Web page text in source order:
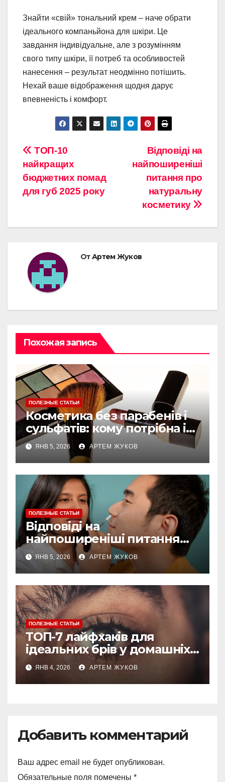
Знайти «свій» тональний крем – наче обрати
ідеального компаньйона для шкіри. Це
завдання індивідуальне, але з розумінням
свого типу шкіри, її потреб та особливостей
нанесення – результат неодмінно потішить.
Нехай ваше відображення щодня дарує
впевненість і комфорт.
Навигация
по
записям
Відповіді на
найпоширеніші
питання про
натуральну
косметику
ТОП-10
найкращих
бюджетних помад
для губ 2025 року
ОтАртем Жуков
Похожая запись
ПОЛЕЗНЫЕ СТАТЬИ
Косметика без парабенів і
сульфатів: кому потрібна і
як обирати
ЯНВ 5, 2026 АРТЕМ ЖУКОВ
ПОЛЕЗНЫЕ СТАТЬИ
Відповіді на
найпоширеніші питання
про догляд за губами
ЯНВ 5, 2026 АРТЕМ ЖУКОВ
ПОЛЕЗНЫЕ СТАТЬИ
ТОП-7 лайфхаків для
ідеальних брів у домашніх
умовах
ЯНВ 4, 2026 АРТЕМ ЖУКОВ
Добавить комментарий
Ваш адрес email не будет опубликован.
Обязательные поля помечены *